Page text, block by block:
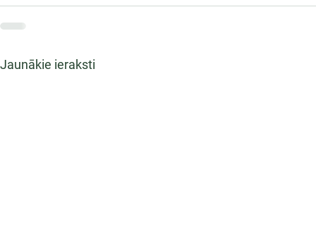
Jaunākie ieraksti